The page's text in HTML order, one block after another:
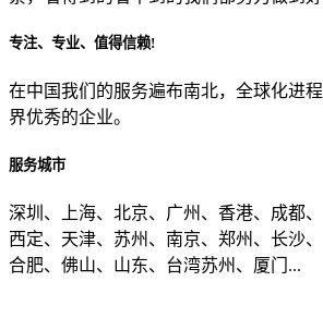
专注、专业、值得信赖!
在中国我们的服务遍布南北，全球化进
界优秀的企业。
服务城市
深圳、上海、北京、广州、香港、成都
西定、天津、苏州、南京、郑州、长沙
合肥、佛山、山东、台湾苏州、厦门...